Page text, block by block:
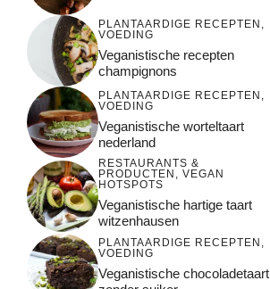
PLANTAARDIGE RECEPTEN ,
VOEDING
Veganistische recepten
champignons
PLANTAARDIGE RECEPTEN ,
VOEDING
Veganistische worteltaart
nederland
RESTAURANTS &
PRODUCTEN , VEGAN
HOTSPOTS
Veganistische hartige taart
witzenhausen
PLANTAARDIGE RECEPTEN ,
VOEDING
Veganistische chocoladetaart